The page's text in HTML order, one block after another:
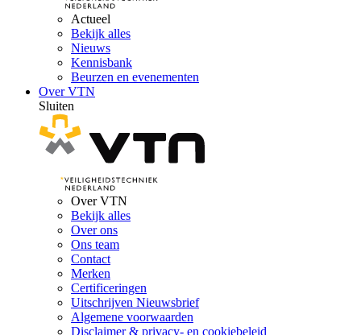
Actueel
Bekijk alles
Nieuws
Kennisbank
Beurzen en evenementen
Over VTN
Sluiten
Over VTN
Bekijk alles
Over ons
Ons team
Contact
Merken
Certificeringen
Uitschrijven Nieuwsbrief
Algemene voorwaarden
Disclaimer & privacy- en cookiebeleid